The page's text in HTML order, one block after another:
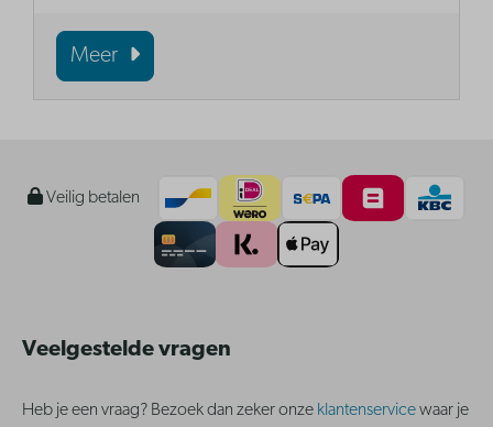
Meer
Veilig betalen
Veelgestelde vragen
Heb je een vraag? Bezoek dan zeker onze klantenservicewaar je